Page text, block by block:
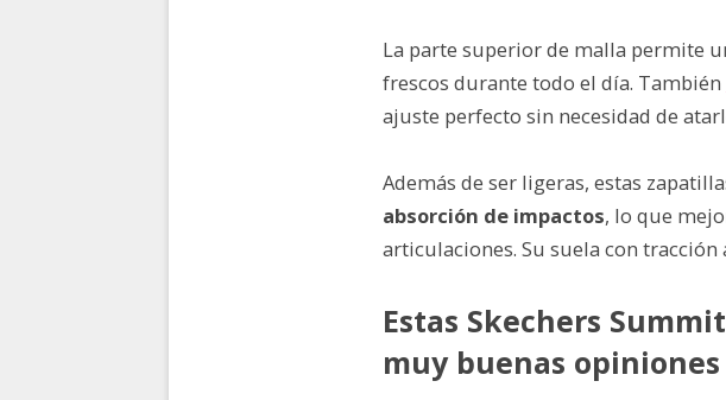
La parte superior de malla permite
frescos durante todo el día. También
ajuste perfecto sin necesidad de
Además de ser ligeras, estas
absorción de impactos, lo que
articulaciones. Su suela con
Estas Skechers
muy buenas opiniones